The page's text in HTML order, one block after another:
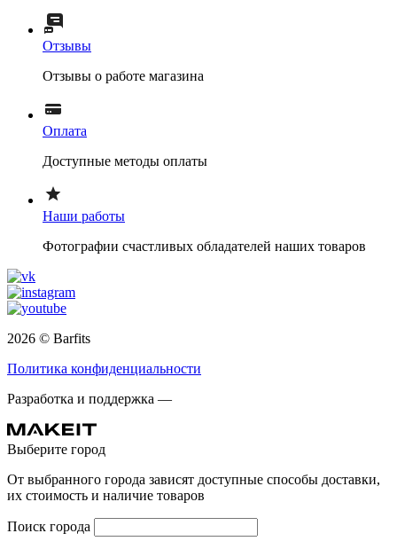
Отзывы
Отзывы о работе магазина
Оплата
Доступные методы оплаты
Наши работы
Фотографии счастливых обладателей наших товаров
2026 © Barfits
Политика конфиденциальности
Разработка и поддержка —
Выберите город
От выбранного города зависят доступные способы доставки,
их стоимость и наличие товаров
Поиск города